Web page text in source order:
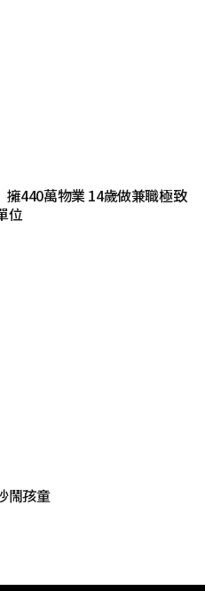
440萬物業 14歲做兼職極致
位
鬧孩童